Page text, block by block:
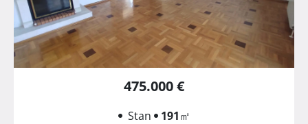
475.000 €
Stan 191㎡